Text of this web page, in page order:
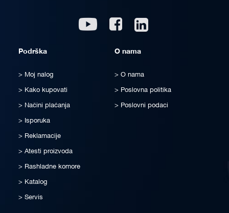
Youtube Facebook
Podrška
Moj nalog
Kako kupovati
Načini plaćanja
Isporuka
Reklamacije
Atesti proizvoda
Rashladne komore
Katalog
Servis
O nama
O nama
Poslovna politika
Poslovni podaci